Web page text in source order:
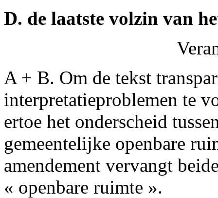
D. de laatste volzin van
A + B. Om de tekst
interpretatieproblemen te
ertoe het onderscheid
gemeentelijke openbare
amendement vervangt
« openbare ruimte ».